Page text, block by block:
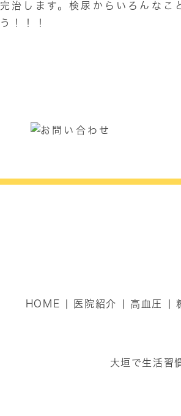
完治します。検尿からいろんなこ
う！！！
HOME 医院紹介 高血圧
大垣で生活習